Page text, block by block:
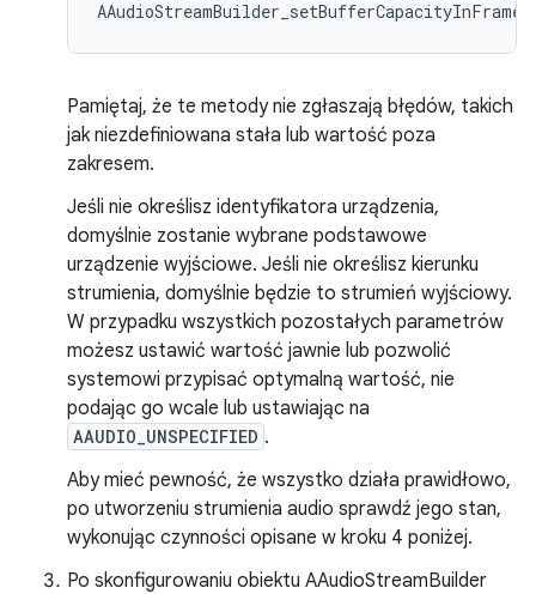
Pamiętaj, że te metody nie zgłaszają błędów, takich
jak niezdefiniowana stała lub wartość poza
zakresem.
Jeśli nie określisz identyfikatora urządzenia,
domyślnie zostanie wybrane podstawowe
urządzenie wyjściowe. Jeśli nie określisz kierunku
strumienia, domyślnie będzie to strumień wyjściowy.
W przypadku wszystkich pozostałych parametrów
możesz ustawić wartość jawnie lub pozwolić
systemowi przypisać optymalną wartość, nie
podając go wcale lub ustawiając na
AAUDIO_UNSPECIFIED .
Aby mieć pewność, że wszystko działa prawidłowo,
po utworzeniu strumienia audio sprawdź jego stan,
wykonując czynności opisane w kroku 4 poniżej.
Po skonfigurowaniu obiektu AAudioStreamBuilder